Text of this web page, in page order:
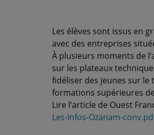
Les élèves sont issus en
avec des entreprises
À plusieurs moments de
sur les plateaux
fidéliser des jeunes sur
formations supérieures
Lire l’article de Ouest
Les-Infos-Ozanam-